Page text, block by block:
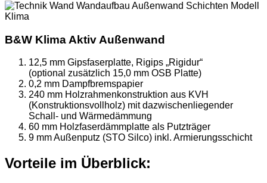
B&W Klima Aktiv Außenwand
12,5 mm Gipsfaserplatte, Rigips „Rigidur“
(optional zusätzlich 15,0 mm OSB Platte)
0,2 mm Dampfbremspapier
240 mm Holzrahmenkonstruktion aus KVH
(Konstruktionsvollholz) mit dazwischenliegender
Schall- und Wärmedämmung
60 mm Holzfaserdämmplatte als Putzträger
9 mm Außenputz (STO Silco) inkl. Armierungsschicht
Vorteile im Überblick: